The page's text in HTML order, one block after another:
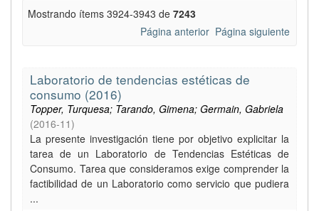
Mostrando ítems 3924-3943 de 7243
Página anterior Página siguiente
Laboratorio de tendencias estéticas de
consumo (2016)
Topper, Turquesa; Tarando, Gimena; Germain, Gabriela
(2016-11)
La presente investigación tiene por objetivo explicitar la
tarea de un Laboratorio de Tendencias Estéticas de
Consumo. Tarea que consideramos exige comprender la
factibilidad de un Laboratorio como servicio que pudiera
...